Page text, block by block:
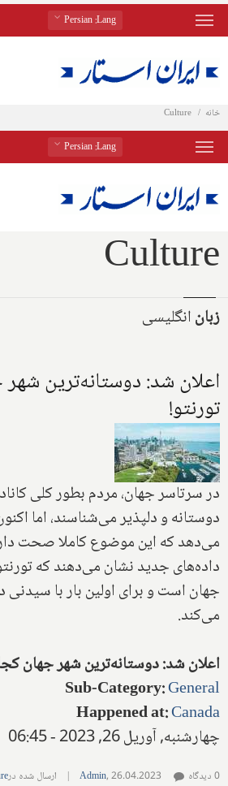
Lang
: Persian
خانه Culture
Lang
: Persian
Culture
زبانانگلیسی
اعلان شد: دوستانه‌ترین
تورنتو!
در سرتاسر جهان، مردم بطور کلی
دوستانه و دلپذیر می‌شناسند، اما
می‌دهد که این موضوع کاملا صحت
داده‌های جدید نشان می‌دهند که
جهان است‌ و برای اولین بار با سیدنی
می‌کند.
اعلان شد: دوستانه‌ترین شهر جهان
Sub-Category:General
Happened at:Canada
چهارشنبه, آوریل 26, 2023 - 06:45
Admin,26.04.2023
| ارسال شده در 0 دیدگاه